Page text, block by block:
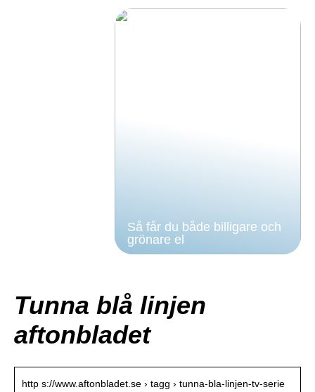
Så får du både billigare och
grönare el
Tunna blå linjen
aftonbladet
http s://www.aftonbladet.se › tagg › tunna-bla-linjen-tv-serie